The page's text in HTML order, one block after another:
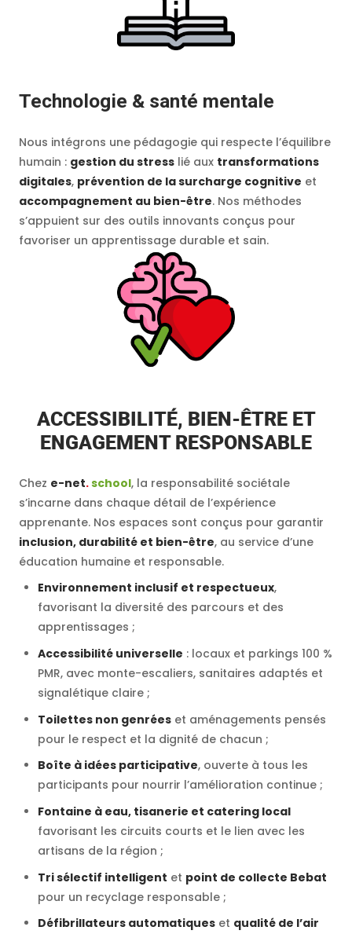
Technologie & santé mentale
Nous intégrons une pédagogie qui respecte l’équilibre
humain : gestion du stress lié aux transformations
digitales, prévention de la surcharge cognitive et
accompagnement au bien-être. Nos méthodes
s’appuient sur des outils innovants conçus pour
favoriser un apprentissage durable et sain.
ACCESSIBILITÉ, BIEN-ÊTRE ET
ENGAGEMENT RESPONSABLE
Chez e-net.school, la responsabilité sociétale
s’incarne dans chaque détail de l’expérience
apprenante. Nos espaces sont conçus pour garantir
inclusion, durabilité et bien-être, au service d’une
éducation humaine et responsable.
Environnement inclusif et respectueux,
favorisant la diversité des parcours et des
apprentissages ;
Accessibilité universelle : locaux et parkings 100 %
PMR, avec monte-escaliers, sanitaires adaptés et
signalétique claire ;
Toilettes non genrées et aménagements pensés
pour le respect et la dignité de chacun ;
Boîte à idées participative, ouverte à tous les
participants pour nourrir l’amélioration continue ;
Fontaine à eau, tisanerie et catering local
favorisant les circuits courts et le lien avec les
artisans de la région ;
Tri sélectif intelligent et point de collecte Bebat
pour un recyclage responsable ;
Défibrillateurs automatiques et qualité de l’air